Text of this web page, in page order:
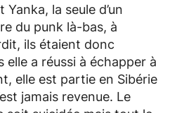
Yanka, la seule d’un
du punk là-bas, à
ils étaient donc
elle a réussi à échapper à
elle est partie en Sibérie
jamais revenue. Le